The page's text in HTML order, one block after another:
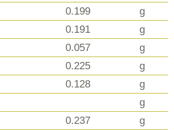
0.199
g
0.191
g
0.057
g
0.225
g
0.128
g
g
0.237
g